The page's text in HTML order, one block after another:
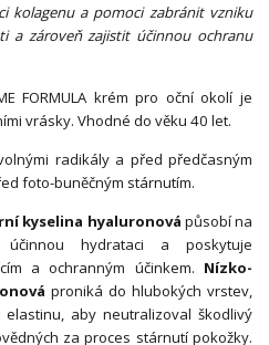
kolagenu a pomoci zabránit vzniku
a zároveň zajistit účinnou ochranu
FORMULA krém pro oční okolí je
vrásky. Vhodné do věku 40 let.
radikály a před předčasným
foto-buněčným stárnutím.
kyselina hyaluronová působí na
účinnou hydrataci a poskytuje
a ochranným účinkem. Nízko-
proniká do hlubokých vrstev,
aby neutralizoval škodlivý
za proces stárnutí pokožky.